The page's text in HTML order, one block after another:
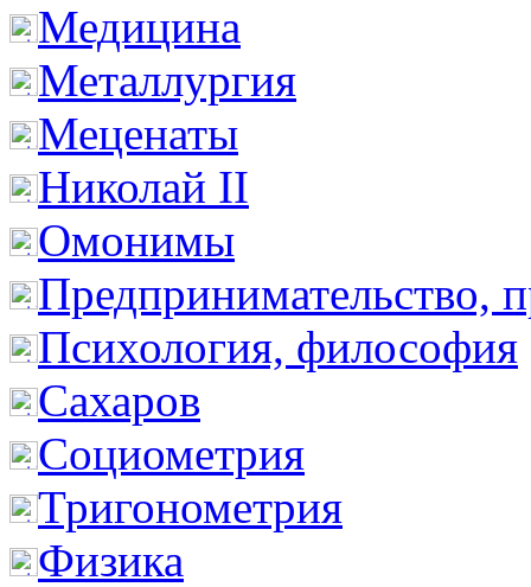
Медицина
Металлургия
Меценаты
Николай II
Омонимы
Предпринимательство,
Психология, философия
Сахаров
Социометрия
Тригонометрия
Физика